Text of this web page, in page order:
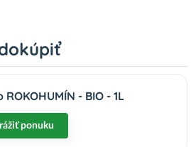
- BIO - 1L
ponuku